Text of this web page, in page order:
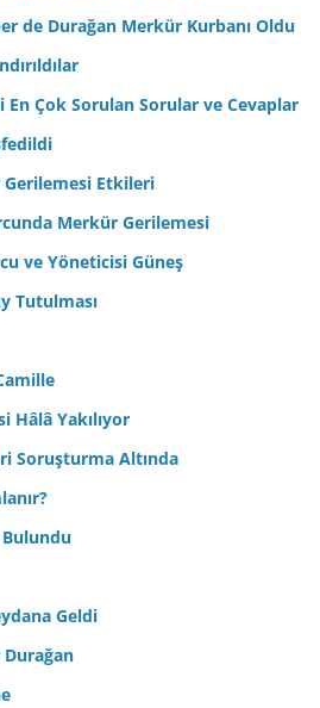
de Durağan Merkür Kurbanı Oldu
Çok Sorulan Sorular ve Cevaplar
Etkileri
Merkür Gerilemesi
ve Yöneticisi Güneş
Tutulması
Hâlâ Yakılıyor
Soruşturma Altında
Bulundu
Geldi
Durağan